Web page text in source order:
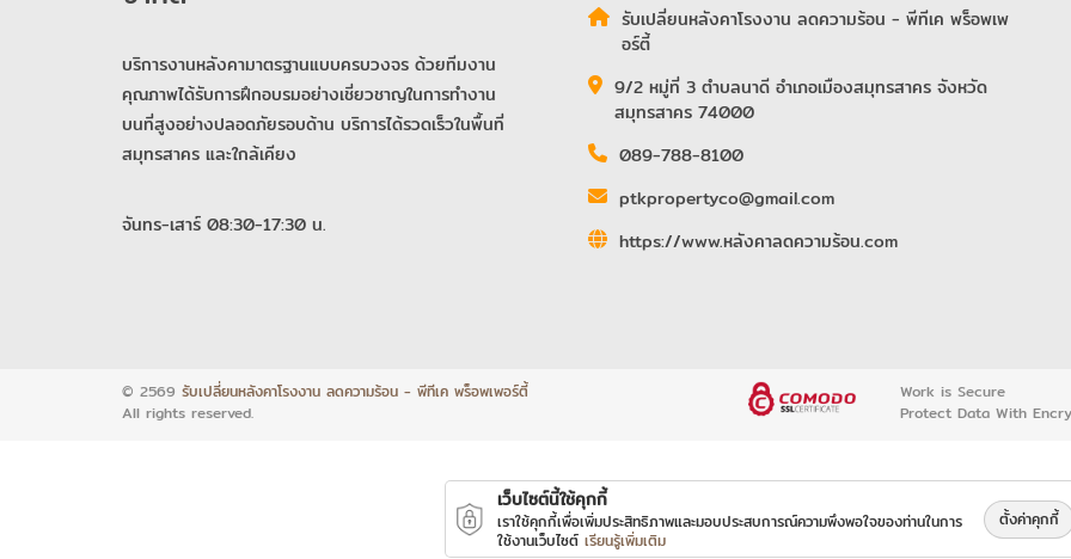
บริการงานหลังคามาตรฐานแบบครบวงจร ด้วยทีมงาน
คุณภาพได้รับการฝึกอบรมอย่างเชี่ยวชาญในการทำงาน
บนที่สูงอย่างปลอดภัยรอบด้าน บริการได้รวดเร็วในพื้นที่
สมุทรสาคร และใกล้เคียง
จันทร-เสาร์ 08:30-17:30 น.
รับเปลี่ยนหลังคาโรงงาน ลดความร้อน - พีทีเค พร็อพเพ
อร์ตี้
9/2 หมู่ที่ 3 ตำบลนาดี อำเภอเมืองสมุทรสาคร จังหวัด
สมุทรสาคร 74000
089-788-8100
ptkpropertyco@gmail.com
https://www.หลังคาลดความร้อน.com
© 2569 รับเปลี่ยนหลังคาโรงงาน ลดความร้อน - พีทีเค พร็อพเพอร์ตี้
All rights reserved.
Work is Secure
Protect Data With
เว็บไซต์นี้ใช้คุกกี้
เราใช้คุกกี้เพื่อเพิ่มประสิทธิภาพและมอบประสบการณ์ความพึงพอใจของท่านในการ
ใช้งานเว็บไซต์ เรียนรู้เพิ่มเติม
ตั้งค่าคุกกี้